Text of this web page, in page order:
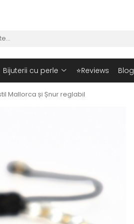
Bijuterii cu perle ⭐Reviews Blog
Mallorca și Șnur reglabil